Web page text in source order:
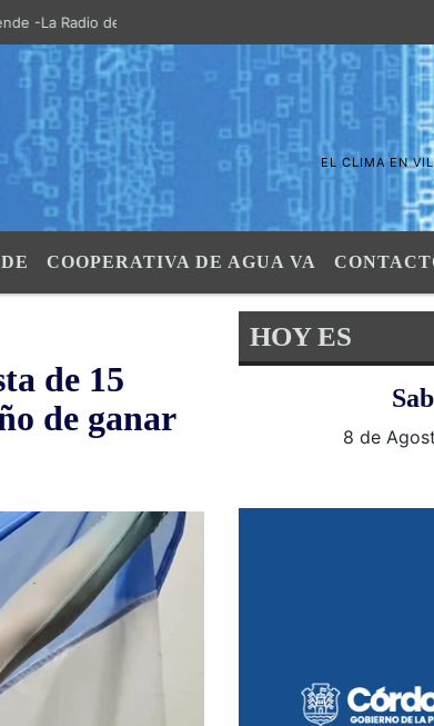
de la Villa- "El Aire de las Sierras". SI SU AVISO
EL CLIMA EN
COOPERATIVA DE AGUA VA
de 15
de ganar
HOY ES
8 de